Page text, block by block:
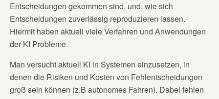
Entscheidungen gekommen sind, und, wie sich
Entscheidungen zuverlässig reproduzieren lassen.
Hiermit haben aktuell viele Verfahren und Anwendungen
der KI Probleme.
Man versucht aktuell KI in Systemen einzusetzen, in
denen die Risiken und Kosten von Fehlentscheidungen
groß sein können (z.B autonomes Fahren). Dabei fehlen